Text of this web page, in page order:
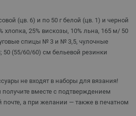
(цв. 6) и по 50 г белой (цв. 1) и черной
хлопка, 25% вискозы, 10% льна, 165 м/ 50
спицы № 3 и № 3,5, чулочные
(55/60/60) см бельевой резинки
не входят в наборы для вязания!
вместе с подтверждением
почте, а при желании — также в печатном